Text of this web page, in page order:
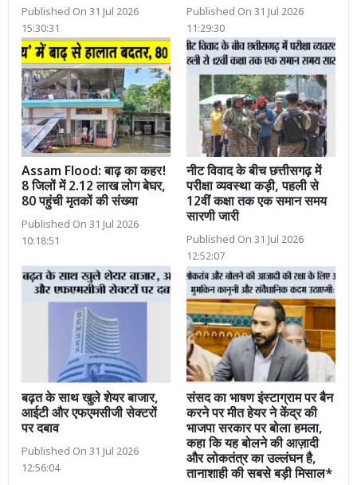
Published On 31 Jul 2026
15:30:31
Published On 31 Jul 2026
11:29:30
Assam Flood: बाढ़ का कहर!
8 जिलों में 2.12 लाख लोग बेघर,
80 पहुंची मृतकों की संख्या
Published On 31 Jul 2026
10:18:51
नीट विवाद के बीच छत्तीसगढ़ में
परीक्षा व्यवस्था कड़ी, पहली से
12वीं कक्षा तक एक समान समय
सारणी जारी
Published On 31 Jul 2026
12:52:07
बढ़त के साथ खुले शेयर बाजार,
आईटी और एफएमसीजी सेक्टरों
पर दबाव
Published On 31 Jul 2026
12:56:04
संसद का भाषण इंस्टाग्राम पर बैन
करने पर मीत हेयर ने केंद्र की
भाजपा सरकार पर बोला हमला,
कहा कि यह बोलने की आज़ादी
और लोकतंत्र का उल्लंघन है,
तानाशाही की सबसे बड़ी मिसाल*